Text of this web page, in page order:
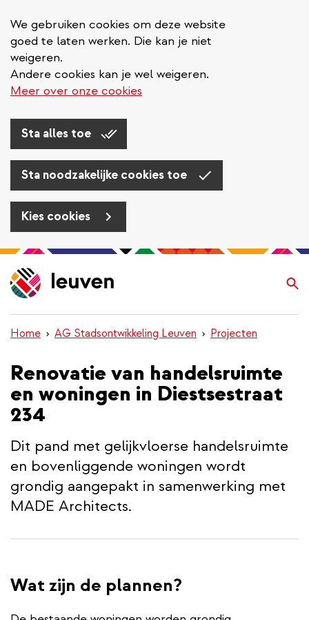
We gebruiken cookies om deze website
goed te laten werken. Die kan je niet
weigeren.
Andere cookies kan je wel weigeren.
Meer over onze cookies
Sta alles toe
Sta noodzakelijke cookies toe
Kies cookies
Overslaan
en
naar
inhoud
gaan
Home AG Stadsontwikkeling Leuven Projecten
Renovatie van handelsruimte
en woningen in Diestsestraat
234
Dit pand met gelijkvloerse handelsruimte
en bovenliggende woningen wordt
grondig aangepakt in samenwerking met
MADE Architects.
Wat zijn de plannen?